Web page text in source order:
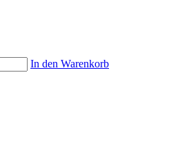
In den Warenkorb